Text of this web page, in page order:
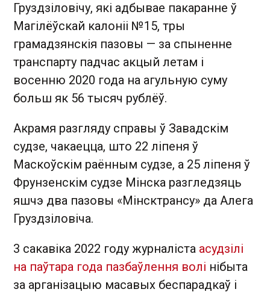
Груздзіловічу, які адбывае пакаранне ў
Магілёўскай калоніі №15, тры
грамадзянскія пазовы — за спыненне
транспарту падчас акцый летам і
восенню 2020 года на агульную суму
больш як 56 тысяч рублёў.
Акрамя разгляду справы ў Завадскім
судзе, чакаецца, што 22 ліпеня ў
Маскоўскім раённым судзе, а 25 ліпеня ў
Фрунзенскім судзе Мінска разгледзяць
яшчэ два пазовы «Мінсктрансу» да Алега
Груздзіловіча.
3 сакавіка 2022 году журналіста асудзілі
на паўтара года пазбаўлення волі нібыта
за арганізацыю масавых беспарадкаў і